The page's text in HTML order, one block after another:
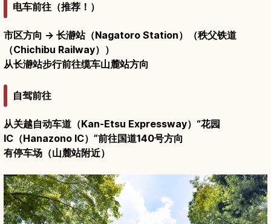
电车前往（推荐！）
市区方向 → 长瀞站（Nagatoro Station）（秩父铁道
（Chichibu Railway））
从长瀞站步行前往缆车山麓站方向
自驾前往
从关越自动车道（Kan-Etsu Expressway）“花园
IC（Hanazono IC）”前往国道140号方向
有停车场（山麓站附近）